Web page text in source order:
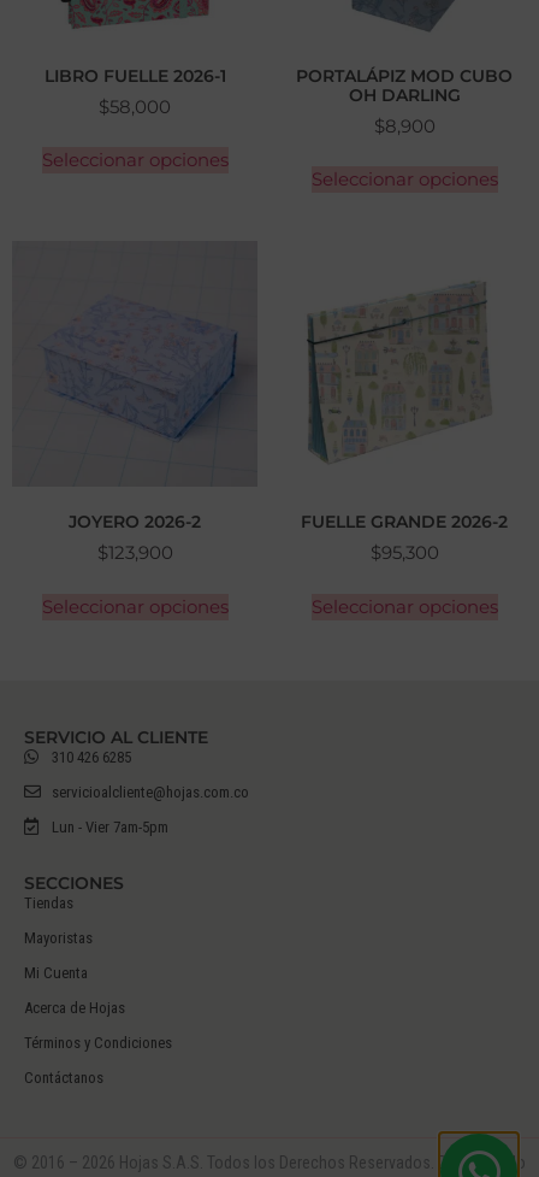
LIBRO FUELLE 2026-1
$58,000
Seleccionar opciones
PORTALÁPIZ MOD CUBO
OH DARLING
$8,900
Seleccionar opciones
JOYERO 2026-2
$123,900
Seleccionar opciones
FUELLE GRANDE 2026-2
$95,300
Seleccionar opciones
SECCIONES
Tiendas
Mayoristas
Mi Cuenta
Acerca de Hojas
Términos y Condiciones
Contáctanos
SERVICIO AL CLIENTE
310 426 6285
servicioalcliente@hojas.com.co
Lun - Vier 7am-5pm
© 2016 – 2026 Hojas S.A.S. Todos los Derechos Reservados. Desarrollado